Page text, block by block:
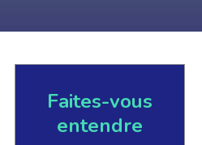
Faites-vous
entendre